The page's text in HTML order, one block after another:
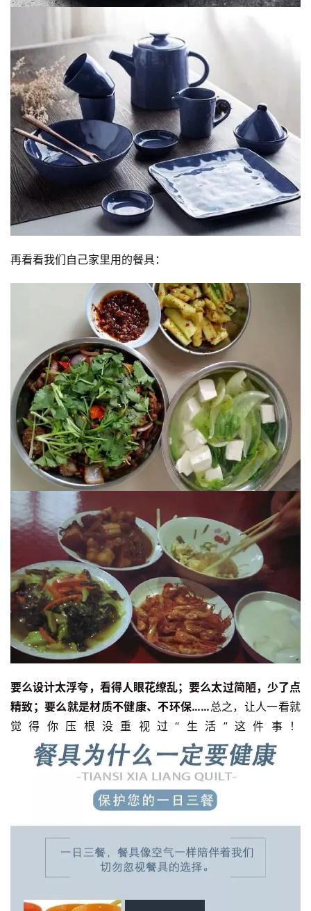
再看看我们自己家里用的餐具：
要么设计太浮夸，看得人眼花缭乱；要么太过简陋，少了点
精致；要么就是材质不健康、不环保……总之，让人一看就
觉得你压根没重视过“生活”这件事！